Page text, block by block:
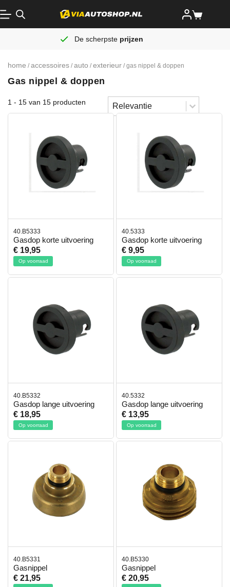
De scherpste prijzen
home / accessoires / auto / exterieur / gas nippel & doppen
Gas nippel & doppen
1 - 15 van 15 producten Sorteren
Sort content
Sort content
40.B5333
Gasdop korte uitvoering
€ 19,95
Op voorraad
40.5333
Gasdop korte uitvoering
€ 9,95
Op voorraad
40.B5332
Gasdop lange uitvoering
€ 18,95
Op voorraad
40.5332
Gasdop lange uitvoering
€ 13,95
Op voorraad
40.B5331
Gasnippel
€ 21,95
40.B5330
Gasnippel
€ 20,95